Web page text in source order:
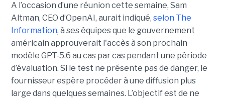
A l’occasion d’une réunion cette semaine, Sam
Altman, CEO d’OpenAI, aurait indiqué, selon The
Information, à ses équipes que le gouvernement
américain approuverait l'accès à son prochain
modèle GPT-5.6 au cas par cas pendant une période
d’évaluation. Si le test ne présente pas de danger, le
fournisseur espère procéder à une diffusion plus
large dans quelques semaines. L’objectif est de ne